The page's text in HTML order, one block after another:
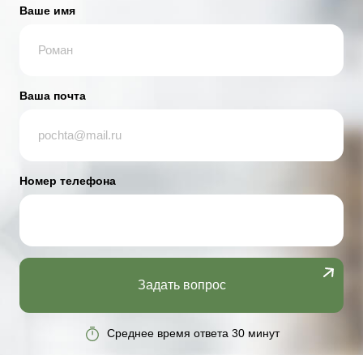
Ваше имя
Ваша почта
Номер телефона
Задать вопрос
Среднее время ответа 30 минут